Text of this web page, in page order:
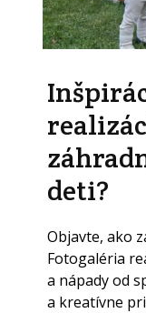
deti?
Objavte, ako
Fotogaléria
a nápady od
a kreatívne